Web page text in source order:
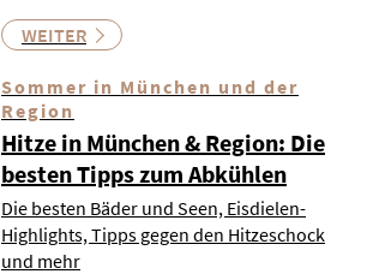
WEITER
Sommer in München und der
Region
Hitze in München & Region: Die
besten Tipps zum Abkühlen
Die besten Bäder und Seen, Eisdielen-
Highlights, Tipps gegen den Hitzeschock
und mehr